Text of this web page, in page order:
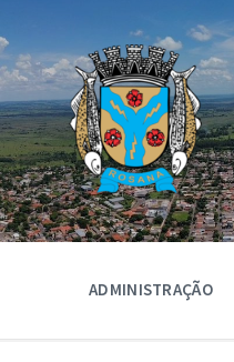
o
conteúdo
a
navegação
principal
o
rodapé
ADMINISTRAÇÃO